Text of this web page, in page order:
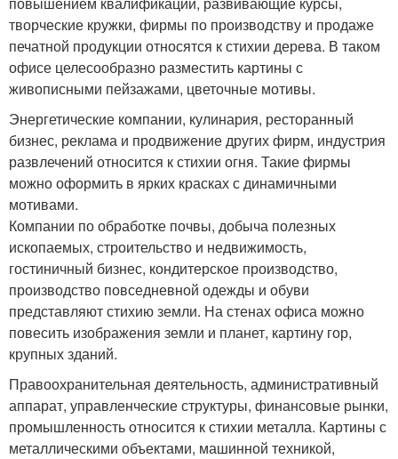
творческие кружки, фирмы по производству и продаже
печатной продукции относятся к стихии дерева. В таком
офисе целесообразно разместить картины с
живописными пейзажами, цветочные мотивы.
Энергетические компании, кулинария, ресторанный
бизнес, реклама и продвижение других фирм, индустрия
развлечений относится к стихии огня. Такие фирмы
можно оформить в ярких красках с динамичными
мотивами.
Компании по обработке почвы, добыча полезных
ископаемых, строительство и недвижимость,
гостиничный бизнес, кондитерское производство,
производство повседневной одежды и обуви
представляют стихию земли. На стенах офиса можно
повесить изображения земли и планет, картину гор,
крупных зданий.
Правоохранительная деятельность, административный
аппарат, управленческие структуры, финансовые рынки,
промышленность относится к стихии металла. Картины с
металлическими объектами, машинной техникой,